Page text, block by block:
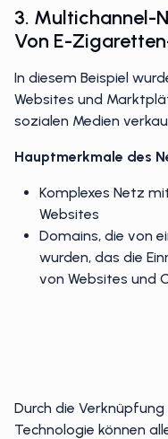
3. Multichannel-
Von E-
In diesem Beispiel
Websites und
sozialen Medien
Hauptmerkmale des
Komplexes Netz
Websites
Domains, die von
wurden, das die
von Websites und
Durch die
Technologie können